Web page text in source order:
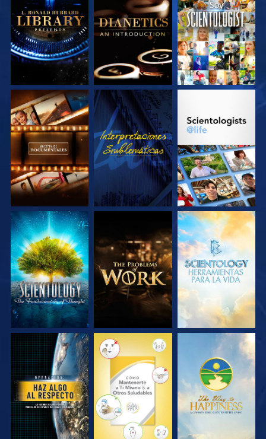
EXPLORA LAS
SERIES
EXPLORA LAS
SERIES
VE
EXPLORA LAS
SERIES
VE
EXPLORA LAS
EXPLORA LAS
SERIES
EXPLORA LAS
SERIES
EXPLORA LAS
SERIES
VE VE VE